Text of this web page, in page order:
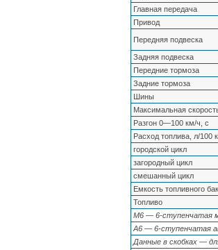
Главная передача
Привод
Передняя подвеска
Задняя подвеска
Передние тормоза
Задние тормоза
Шины
Максимальная
Разгон 0—100 км/ч, с
Расход топлива, л/100
городской цикл
загородный цикл
смешанный цикл
Емкость топливного
Топливо
М6 — 6-ступенчатая
А6 — 6-ступенчатая
Данные в скобках —